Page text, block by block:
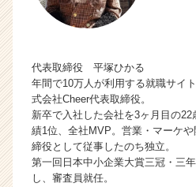
代表取締役 平塚ひかる
年間で10万人が利用する就職サイ
式会社Cheer代表取締役。
新卒で入社した会社を3ヶ月目の
績1位、全社MVP。営業・マーケ
締役として従事したのち独立。
第一回日本中小企業大賞三冠・三
し、審査員就任。